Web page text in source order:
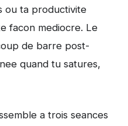
ou ta productivite
facon mediocre. Le
de barre post-
quand tu satures,
a trois seances